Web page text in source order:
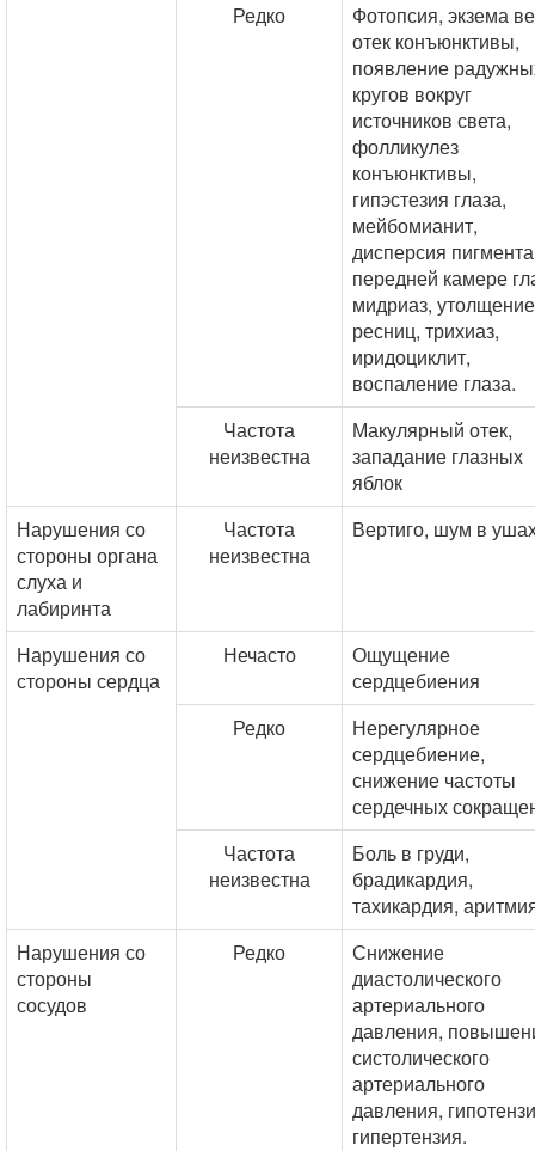
Редко
Фотопсия, экзема
отек конъюнктивы,
появление
кругов вокруг
источников света,
фолликулез
конъюнктивы,
гипэстезия глаза,
мейбомианит,
дисперсия
передней камере
мидриаз, утолщение
ресниц, трихиаз,
иридоциклит,
воспаление глаза.
Частота
неизвестна
Макулярный отек,
западание глазных
яблок
Нарушения со
стороны органа
слуха и
лабиринта
Частота
неизвестна
Вертиго, шум в
Нарушения со
стороны сердца
Нечасто
Ощущение
сердцебиения
Редко
Нерегулярное
сердцебиение,
снижение частоты
сердечных
Частота
неизвестна
Боль в груди,
брадикардия,
тахикардия,
Нарушения со
стороны
сосудов
Редко
Снижение
диастолического
артериального
давления,
систолического
артериального
давления,
гипертензия.